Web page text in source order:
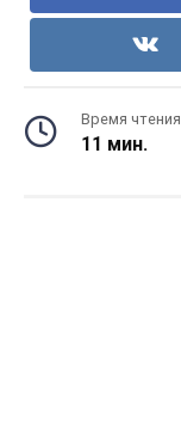
Время чтения
11 мин.